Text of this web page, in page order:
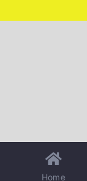
Home